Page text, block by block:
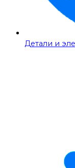
Детали и